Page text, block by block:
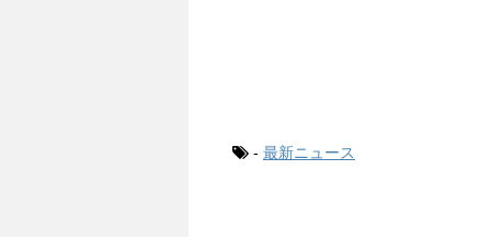
- 最新ニュース